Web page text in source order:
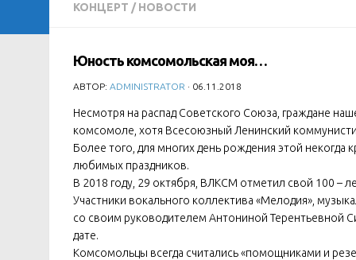
КОНЦЕРТ / НОВОСТИ
Юность комсомольская моя…
АВТОР: ADMINISTRATOR · 06.11.2018
Несмотря на распад Советского Союза, граждане
комсомоле, хотя Всесоюзный Ленинский
Более того, для многих день рождения этой
любимых праздников.
В 2018 году, 29 октября, ВЛКСМ отметил свой 100 –
Участники вокального коллектива «Мелодия»,
со своим руководителем Антониной Терентьевной
дате.
Комсомольцы всегда считались «помощниками и